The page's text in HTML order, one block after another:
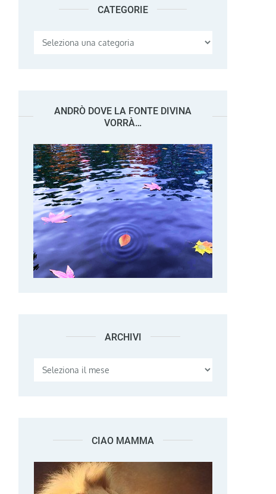
CATEGORIE
Categorie
ANDRÒ DOVE LA FONTE DIVINA
VORRÀ…
ARCHIVI Archivi
CIAO MAMMA